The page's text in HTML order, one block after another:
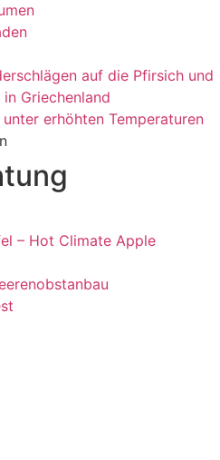
auf die Pfirsich und
Griechenland
erhöhten Temperaturen
– Hot Climate Apple